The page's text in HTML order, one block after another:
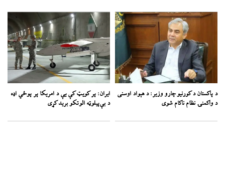
د پاکستان د کورنیو چارو وزیر: د هېواد اوسنی
د واکمنۍ نظام ناکام شوی
ایران: پر کویټ کې یې د امریکا پر پوځي اډه
د بې‌پیلوټه الوتکو برید کړی